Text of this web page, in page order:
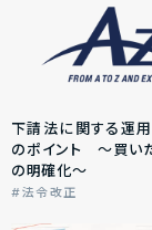
下請法に関する運
のポイント ～買い
の明確化～
法令改正